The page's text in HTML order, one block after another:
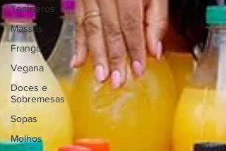
Temperos
Massas
Frango
Vegana
Doces e
Sobremesas
Sopas
Molhos